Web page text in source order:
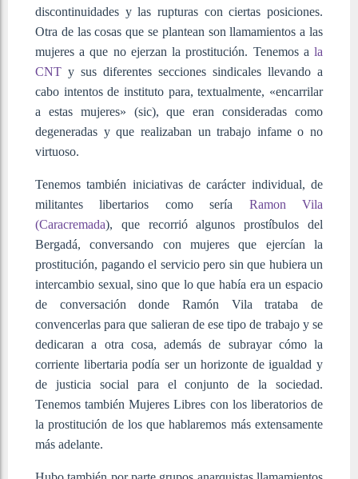
discontinuidades y las rupturas con ciertas posiciones.
Otra de las cosas que se plantean son llamamientos a las
mujeres a que no ejerzan la prostitución. Tenemos a la
CNT y sus diferentes secciones sindicales llevando a
cabo intentos de instituto para, textualmente, «encarrilar
a estas mujeres» (sic), que eran consideradas como
degeneradas y que realizaban un trabajo infame o no
virtuoso.
Tenemos también iniciativas de carácter individual, de
militantes libertarios como sería Ramon Vila
(Caracremada), que recorrió algunos prostíbulos del
Bergadá, conversando con mujeres que ejercían la
prostitución, pagando el servicio pero sin que hubiera un
intercambio sexual, sino que lo que había era un espacio
de conversación donde Ramón Vila trataba de
convencerlas para que salieran de ese tipo de trabajo y se
dedicaran a otra cosa, además de subrayar cómo la
corriente libertaria podía ser un horizonte de igualdad y
de justicia social para el conjunto de la sociedad.
Tenemos también Mujeres Libres con los liberatorios de
la prostitución de los que hablaremos más extensamente
más adelante.